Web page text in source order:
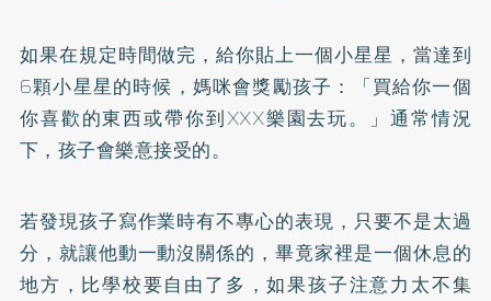
如果在規定時間做完，給你貼上一個小星星，當達到
6顆小星星的時候，媽咪會獎勵孩子：「買給你一個
你喜歡的東西或帶你到XXX樂園去玩。」通常情況
下，孩子會樂意接受的。
若發現孩子寫作業時有不專心的表現，只要不是太過
分，就讓他動一動沒關係的，畢竟家裡是一個休息的
地方，比學校要自由了多，如果孩子注意力太不集